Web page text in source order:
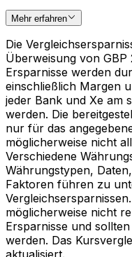
Mehr erfahren
Die
Überweisung von
Ersparnisse werden
einschließlich Margen
jeder Bank und Xe am
werden. Die
nur für das
möglicherweise nicht
Verschiedene
Währungstypen,
Faktoren führen zu
möglicherweise nicht
Ersparnisse und
werden. Das
aktualisiert.